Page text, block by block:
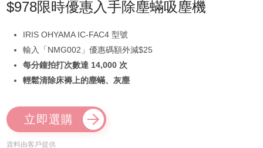
$978限時優惠入手除塵蟎吸塵機
IRIS OHYAMA IC-FAC4 型號
輸入「NMG002」優惠碼額外減$25
每分鐘拍打次數達 14,000 次
輕鬆清除床褥上的塵蟎、灰塵
立即選購
資料由客戶提供